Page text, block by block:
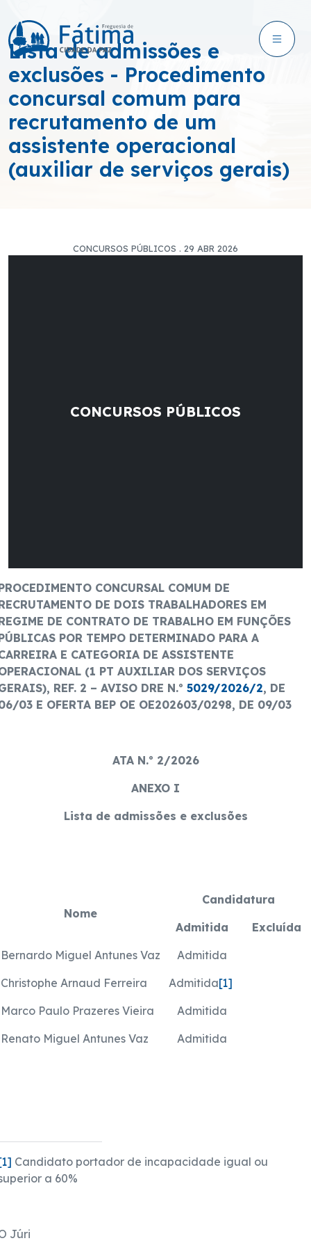
Lista de admissões e
exclusões - Procedimento
concursal comum para
recrutamento de um
assistente operacional
(auxiliar de serviços gerais)
CONCURSOS PÚBLICOS . 29 ABR 2026
CONCURSOS PÚBLICOS
CONCURSAL COMUM DE
DE DOIS TRABALHADORES EM
DE CONTRATO DE TRABALHO EM FUNÇÕES
POR TEMPO DETERMINADO PARA A
E CATEGORIA DE ASSISTENTE
(1 PT AUXILIAR DOS SERVIÇOS
, REF. 2 – AVISO DRE N.º 5029/2026/2, DE
03 E OFERTA BEP OE OE202603/0298, DE 09/03
ATA N.º 2/2026
ANEXO I
Lista de admissões e exclusões
Nome
Candidatura
Admitida
Excluída
Miguel Antunes Vaz
Admitida
Arnaud Ferreira
Admitida[1]
Paulo Prazeres Vieira
Admitida
Miguel Antunes Vaz
Admitida
Candidato portador de incapacidade igual ou
a 60%
Júri